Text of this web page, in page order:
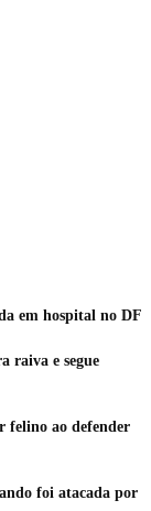
em hospital no DF
raiva e segue
felino ao defender
foi atacada por